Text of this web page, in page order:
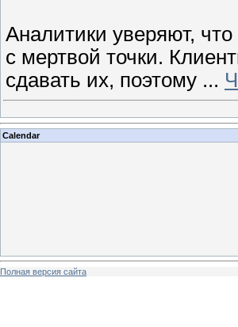
Аналитики уверяют,
с мертвой точки.
сдавать их, поэтому ...
Calendar
Полная версия сайта